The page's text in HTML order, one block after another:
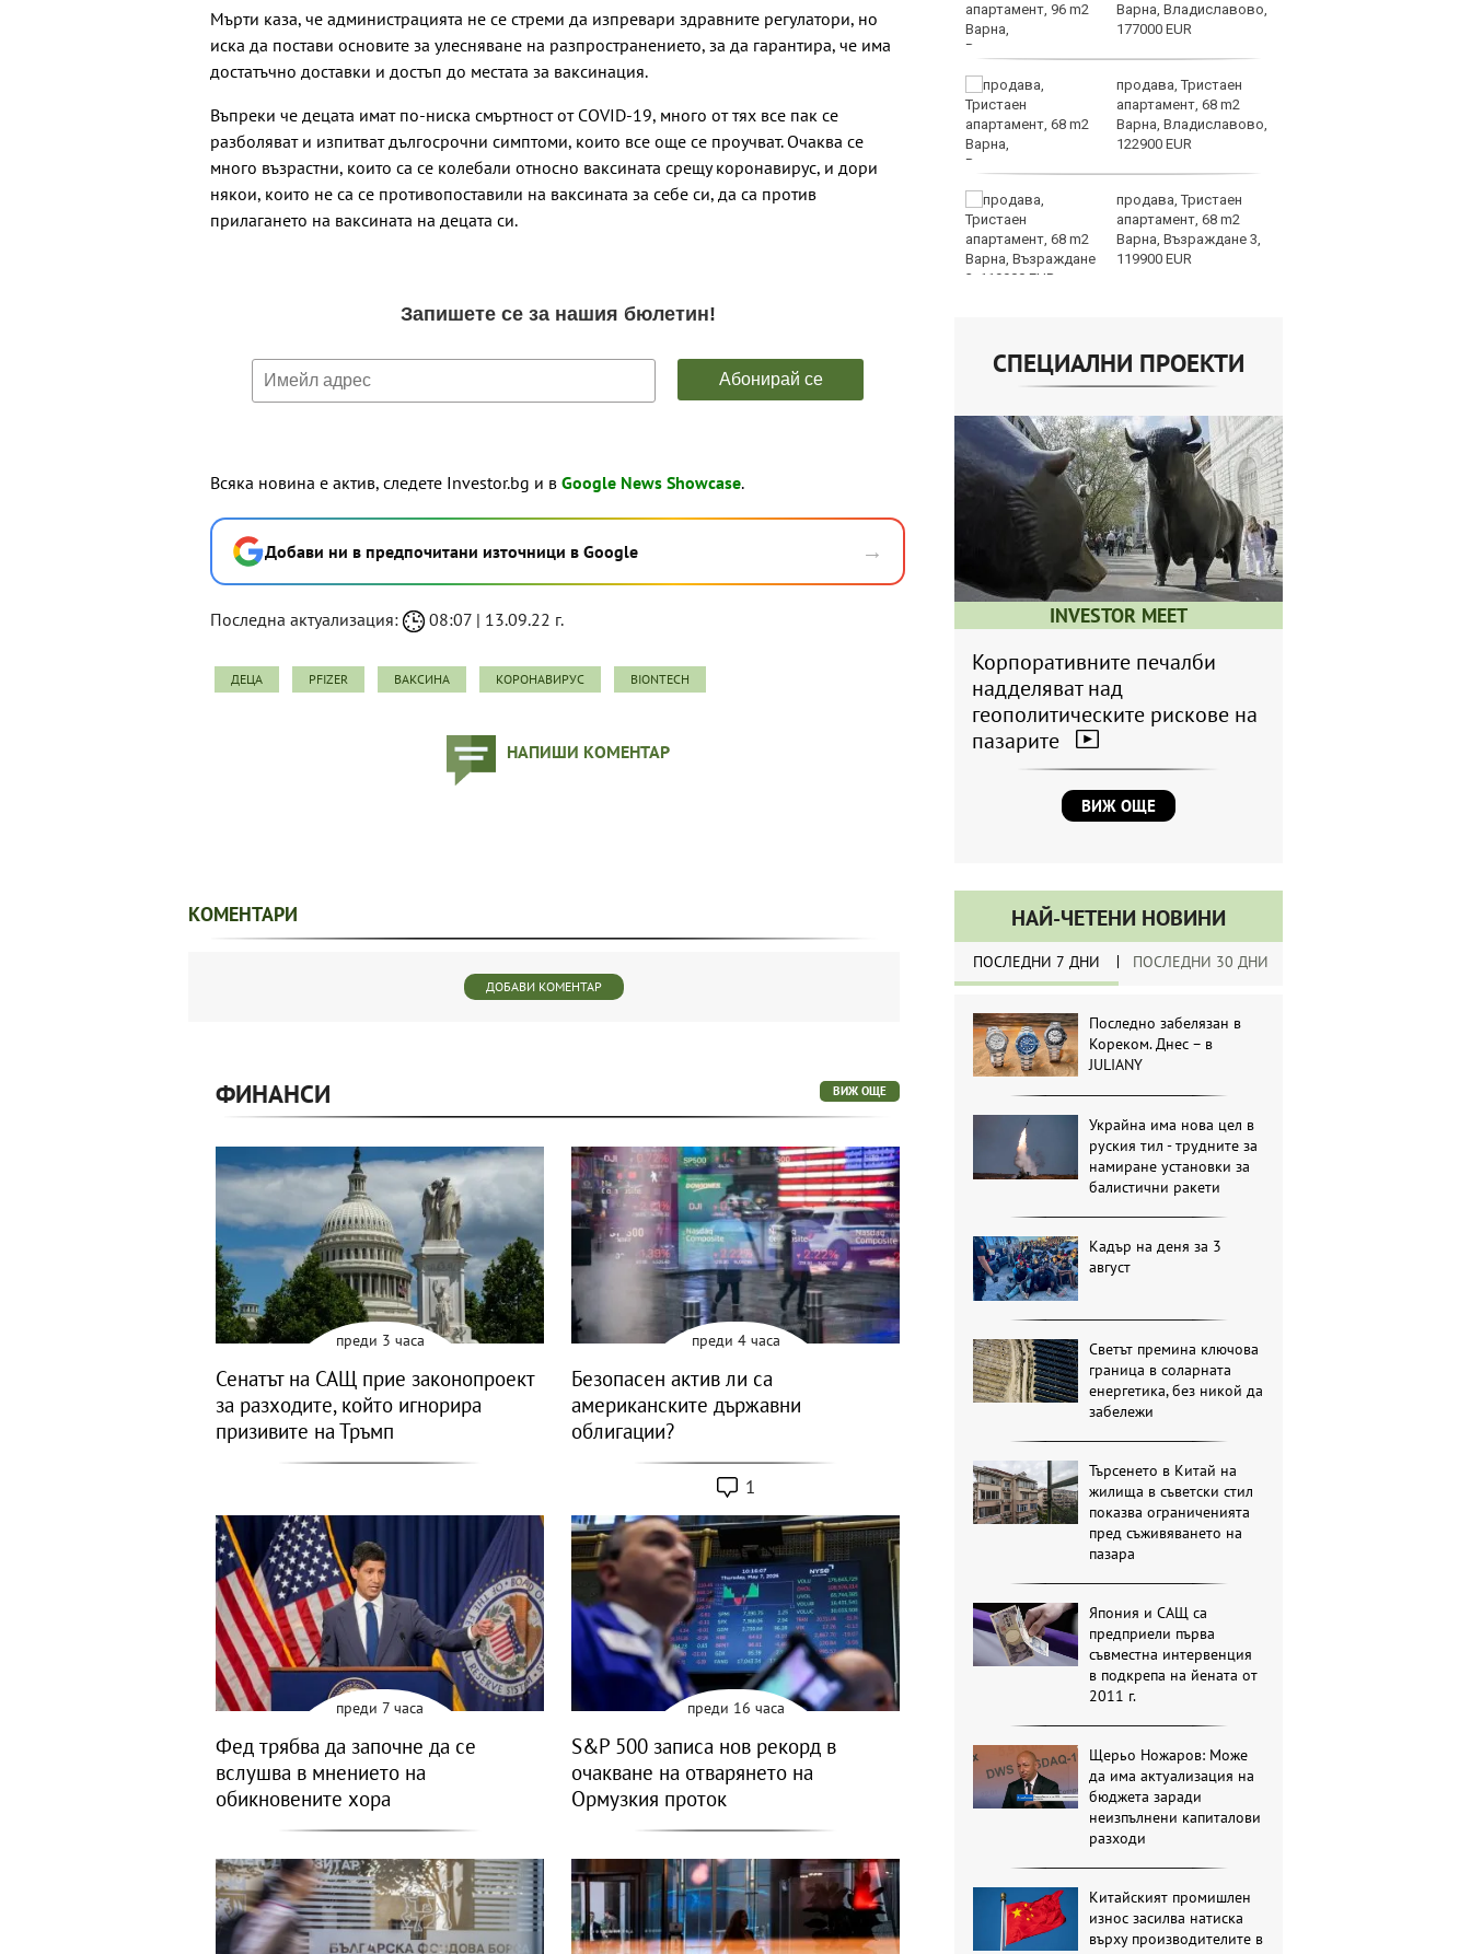
Мърти каза, че администрацията не се стреми да изпревари здравните регулатори, но
иска да постави основите за улесняване на разпространението, за да гарантира, че има
достатъчно доставки и достъп до местата за ваксинация.
Въпреки че децата имат по-ниска смъртност от COVID-19, много от тях все пак се
разболяват и изпитват дългосрочни симптоми, които все още се проучват. Очаква се
много възрастни, които са се колебали относно ваксината срещу коронавирус, и дори
някои, които не са се противопоставили на ваксината за себе си, да са против
прилагането на ваксината на децата си.
Всяка новина е актив, следете Investor.bg и в Google News Showcase.
Добави ни в предпочитани източници в Google →
Последна актуализация: 08:07 | 13.09.22 г.
ДЕЦА PFIZER ВАКСИНА КОРОНАВИРУС BIONTECH
НАПИШИ КОМЕНТАР
Локо (Пд)
"Ние, потребителите":
Варна, Владиславово,
177000 EUR
продава, Тристаен
апартамент, 68 m2
Варна, Владиславово,
122900 EUR
продава, Тристаен
апартамент, 68 m2
Варна, Възраждане 3,
119900 EUR
СПЕЦИАЛНИ ПРОЕКТИ
INVESTOR MEET
Корпоративните печалби
надделяват над
геополитическите рискове на
пазарите
ВИЖ ОЩЕ
НАЙ-ЧЕТЕНИ НОВИНИ
ПОСЛЕДНИ 7 ДНИ ПОСЛЕДНИ 30 ДНИ
Последно забелязан в
Кореком. Днес – в
JULIANY
Украйна има нова цел в
руския тил - трудните за
намиране установки за
балистични ракети
Кадър на деня за 3
август
Светът премина ключова
граница в соларната
енергетика, без никой да
забележи
Търсенето в Китай на
жилища в съветски стил
показва ограниченията
пред съживяването на
пазара
Япония и САЩ са
предприели първа
съвместна интервенция
в подкрепа на йената от
2011 г.
Щерьо Ножаров: Може
да има актуализация на
бюджета заради
неизпълнени капиталови
разходи
Китайският промишлен
износ засилва натиска
върху производителите в
КОМЕНТАРИ
ДОБАВИ КОМЕНТАР
ФИНАНСИ ВИЖ ОЩЕ
преди 3 часа
Сенатът на САЩ прие законопроект
за разходите, който игнорира
призивите на Тръмп
преди 4 часа
Безопасен актив ли са
американските държавни
облигации?
1
преди 7 часа
Фед трябва да започне да се
вслушва в мнението на
обикновените хора
преди 16 часа
S&P 500 записа нов рекорд в
очакване на отварянето на
Ормузкия проток